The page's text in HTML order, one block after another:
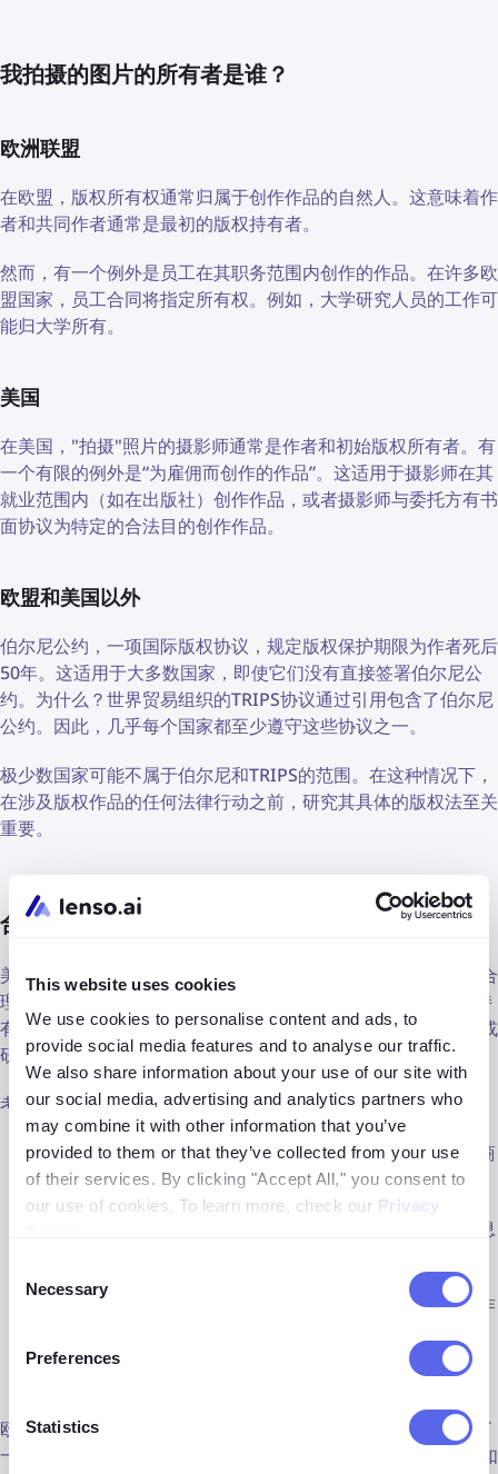
This website uses cookies
We use cookies to personalise content and ads, to
provide social media features and to analyse our traffic.
We also share information about your use of our site with
our social media, advertising and analytics partners who
may combine it with other information that you’ve
provided to them or that they’ve collected from your use
of their services. By clicking "Accept All," you consent to
our use of cookies. To learn more, check our Privacy
Selection
Necessary
Preferences
Statistics
我拍摄的图片的所有者是谁？
欧洲联盟
在欧盟，版权所有权通常归属于创作作品的自然人。这意味着作
者和共同作者通常是最初的版权持有者。
然而，有一个例外是员工在其职务范围内创作的作品。在许多欧
盟国家，员工合同将指定所有权。例如，大学研究人员的工作可
能归大学所有。
美国
在美国，"拍摄"照片的摄影师通常是作者和初始版权所有者。有
一个有限的例外是“为雇佣而创作的作品”。这适用于摄影师在其
就业范围内（如在出版社）创作作品，或者摄影师与委托方有书
面协议为特定的合法目的创作作品。
欧盟和美国以外
伯尔尼公约，一项国际版权协议，规定版权保护期限为作者死后
50年。这适用于大多数国家，即使它们没有直接签署伯尔尼公
约。为什么？世界贸易组织的TRIPS协议通过引用包含了伯尔尼
公约。因此，几乎每个国家都至少遵守这些协议之一。
极少数国家可能不属于伯尔尼和TRIPS的范围。在这种情况下，
在涉及版权作品的任何法律行动之前，研究其具体的版权法至关
重要。
合理使用
美国版权法保护创作者，但也允许某些限制。一个关键例子是合
理使用原则（第107条）。这一原则允许个人在未必征求版权持
有者许可的情况下，出于批评、评论、新闻报道、教学、学术或
研究等目的使用受版权保护的作品。
考虑的四个因素是：
使用的目的和性质:这是出于个人使用、教育、批评还是商
业收益？
您使用的是创造性作品、事实信息
使用的数量和实质性:
您使用了多少原始作品，它是否是作
您的使用是否会损害原始作品的潜在市场？
欧盟没有像美国那样的“合理使用”原则。相反，欧盟法律提供了
一系列特定的版权限制例外，授予权利持有者。在整个欧洲，如